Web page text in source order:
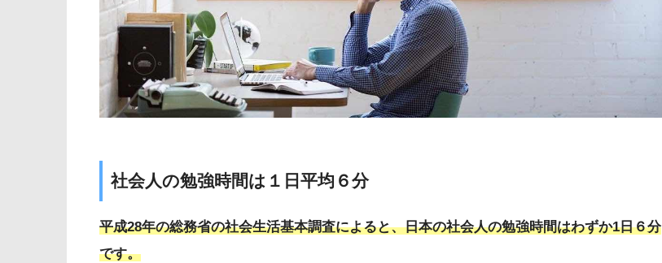
社会人の勉強時間は１日平均６分
平成28年の総務省の社会生活基本調査によると、日本の社会人の勉強時間はわずか1日６分
です。